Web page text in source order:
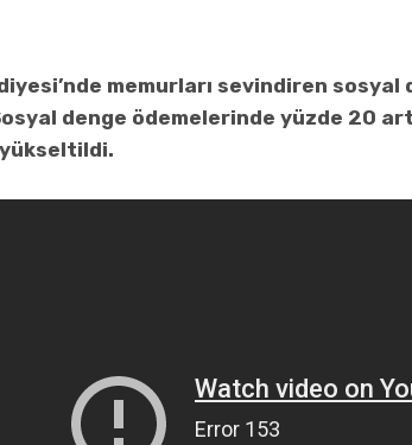
memurları sevindiren sosyal
denge ödemelerinde yüzde 20
yükseltildi.